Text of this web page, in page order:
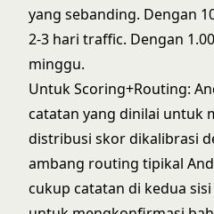
yang sebanding. Dengan
2-3 hari traffic. Dengan
minggu.
Untuk Scoring+Routing:
catatan yang dinilai untuk
distribusi skor dikalibrasi
ambang routing tipikal
cukup catatan di kedua